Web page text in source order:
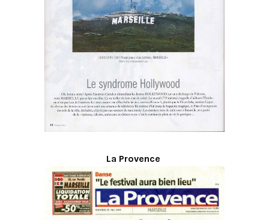
La Provence